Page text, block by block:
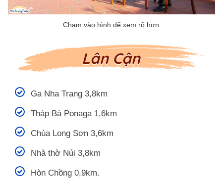
Lân Cận
Ga Nha Trang 3,8km
Tháp Bà Ponaga 1,6km
Chùa Long Sơn 3,6km
Nhà thờ Núi 3,8km
Hòn Chồng 0,9km.